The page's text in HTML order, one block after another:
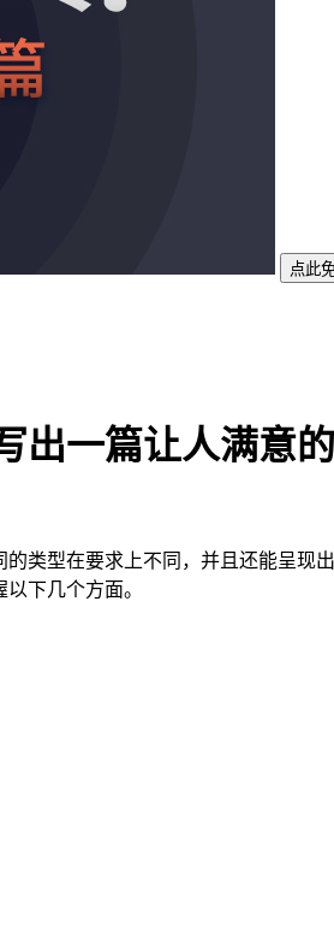
点此
出一篇让人满意
类型在要求上不同，并且还能呈现
下几个方面。